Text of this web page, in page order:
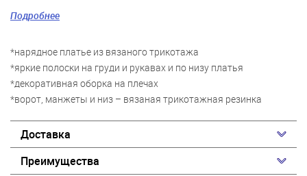
Возраст: 3 года, 4 года, 5 лет, 6 лет, 7 лет, 8 лет
Подробнее
*нарядное платье из вязаного трикотажа
*яркие полоски на груди и рукавах и по низу платья
*декоративная оборка на плечах
*ворот, манжеты и низ – вязаная трикотажная резинка
Доставка
Преимущества